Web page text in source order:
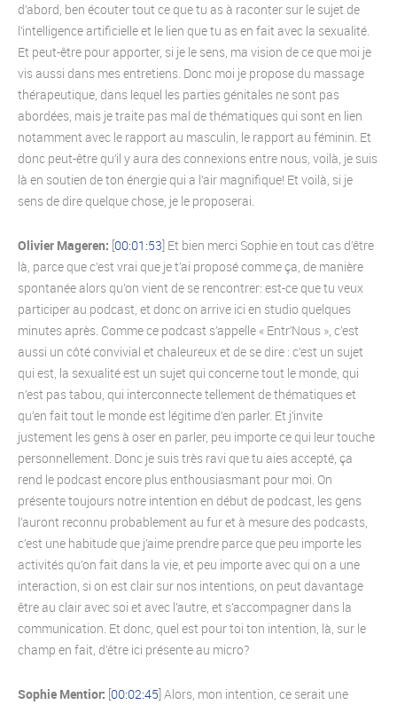
d’abord, ben écouter tout ce que tu as à raconter sur le sujet de
l’intelligence artificielle et le lien que tu as en fait avec la sexualité.
Et peut-être pour apporter, si je le sens, ma vision de ce que moi je
vis aussi dans mes entretiens. Donc moi je propose du massage
thérapeutique, dans lequel les parties génitales ne sont pas
abordées, mais je traite pas mal de thématiques qui sont en lien
notamment avec le rapport au masculin, le rapport au féminin. Et
donc peut-être qu’il y aura des connexions entre nous, voilà, je suis
là en soutien de ton énergie qui a l’air magnifique! Et voilà, si je
sens de dire quelque chose, je le proposerai.
Olivier Mageren: [00:01:53] Et bien merci Sophie en tout cas d’être
là, parce que c’est vrai que je t’ai proposé comme ça, de manière
spontanée alors qu’on vient de se rencontrer: est-ce que tu veux
participer au podcast, et donc on arrive ici en studio quelques
minutes après. Comme ce podcast s’appelle « Entr’Nous », c’est
aussi un côté convivial et chaleureux et de se dire : c’est un sujet
qui est, la sexualité est un sujet qui concerne tout le monde, qui
n’est pas tabou, qui interconnecte tellement de thématiques et
qu’en fait tout le monde est légitime d’en parler. Et j’invite
justement les gens à oser en parler, peu importe ce qui leur touche
personnellement. Donc je suis très ravi que tu aies accepté, ça
rend le podcast encore plus enthousiasmant pour moi. On
présente toujours notre intention en début de podcast, les gens
l’auront reconnu probablement au fur et à mesure des podcasts,
c’est une habitude que j’aime prendre parce que peu importe les
activités qu’on fait dans la vie, et peu importe avec qui on a une
interaction, si on est clair sur nos intentions, on peut davantage
être au clair avec soi et avec l’autre, et s’accompagner dans la
communication. Et donc, quel est pour toi ton intention, là, sur le
champ en fait, d’être ici présente au micro?
Sophie Mentior: [00:02:45] Alors, mon intention, ce serait une